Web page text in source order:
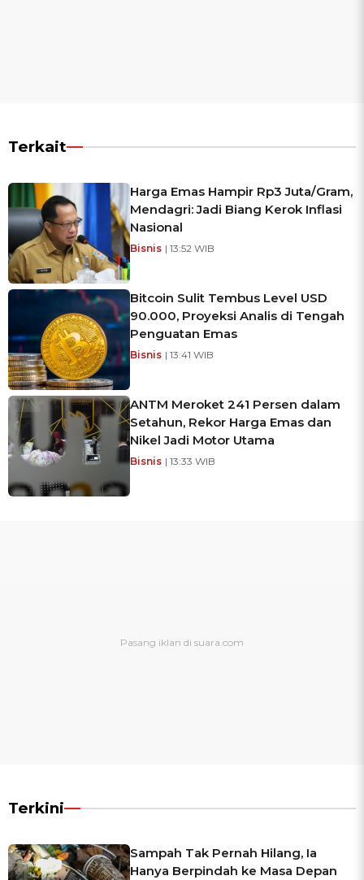
Terkait
Harga Emas Hampir Rp3 Juta/Gram,
Mendagri: Jadi Biang Kerok Inflasi
Nasional
Bisnis | 13:52 WIB
Bitcoin Sulit Tembus Level USD
90.000, Proyeksi Analis di Tengah
Penguatan Emas
Bisnis | 13:41 WIB
ANTM Meroket 241 Persen dalam
Setahun, Rekor Harga Emas dan
Nikel Jadi Motor Utama
Bisnis | 13:33 WIB
Terkini
Sampah Tak Pernah Hilang, Ia
Hanya Berpindah ke Masa Depan